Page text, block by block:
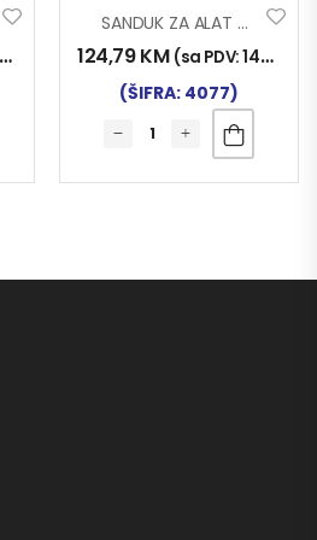
SANDUK ZA ALAT 80s 80x50x45
124,79KM (sa PDV:146,00
(ŠIFRA: 4077)